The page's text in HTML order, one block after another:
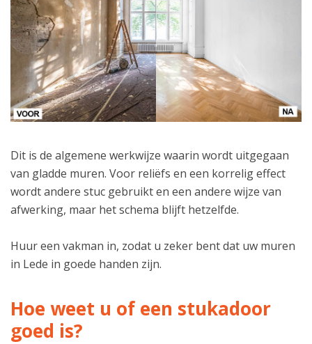
Dit is de algemene werkwijze waarin wordt uitgegaan
van gladde muren. Voor reliëfs en een korrelig effect
wordt andere stuc gebruikt en een andere wijze van
afwerking, maar het schema blijft hetzelfde.
Huur een vakman in, zodat u zeker bent dat uw muren
in Lede in goede handen zijn.
Hoe weet u of een stukadoor
goed is?